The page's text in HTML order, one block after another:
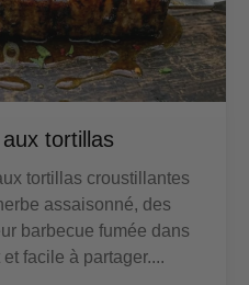
tortillas
tortillas croustillantes
assaisonné, des
barbecue fumée dans
facile à partager....